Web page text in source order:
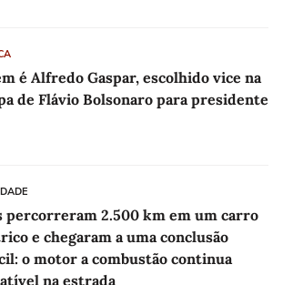
é Alfredo Gaspar, escolhido vice na
de Flávio Bolsonaro para presidente
percorreram 2.500 km em um carro
e chegaram a uma conclusão
o motor a combustão continua
na estrada